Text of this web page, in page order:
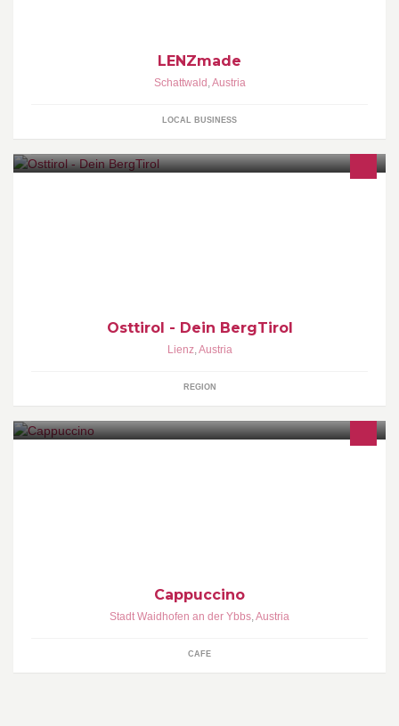
LENZmade
Schattwald ,Austria
LOCAL BUSINESS
Osttirol - Dein BergTirol
Lienz,Austria
REGION
Cappuccino
Stadt Waidhofen an der Ybbs,Austria
CAFE